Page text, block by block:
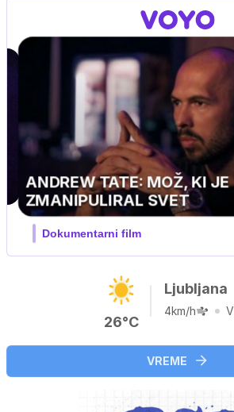
MOJ PRIJATELJ PINGVIN
Film meseca / družinski, pustolovski
26°C
Ljubljana
4km/h V
VREME